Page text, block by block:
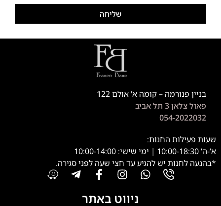
שליחה
בניין פנורמה – קומה א' אולם 122
פאול צלאן 3 תל אביב
054-2022032
שעות פעילות החנות:
א’-ה’ 10:00-18:30 | ימי שישי: 10:00-14:00
*בהגעה לחנות יש להגיע עד חצי שעה לפני סגירה.
ניווט באתר